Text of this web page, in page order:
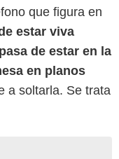
que figura en
estar viva
de estar en la
en planos
a soltarla. Se trata